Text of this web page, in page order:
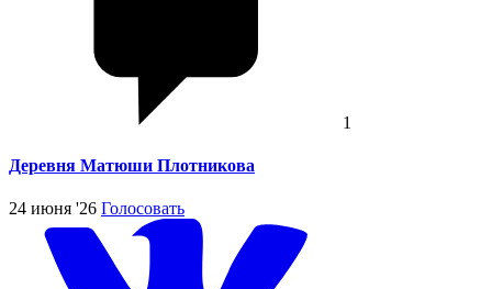
1
Деревня Матюши Плотникова
24 июня '26 Голосовать